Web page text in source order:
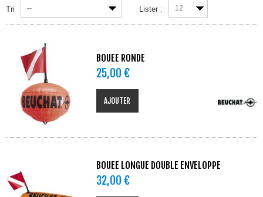
Tri -- Lister : 12
BOUEE RONDE
25,00 €
AJOUTER
BOUEE LONGUE DOUBLE ENVELOPPE
32,00 €